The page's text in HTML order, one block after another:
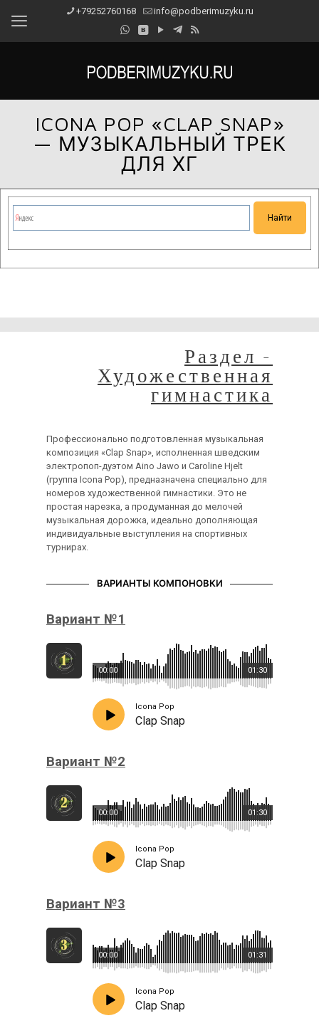
+79252760168 info@podberimuzyku.ru
ICONA POP «CLAP SNAP»
— МУЗЫКАЛЬНЫЙ ТРЕК
ДЛЯ ХГ
Раздел -
Художественная
гимнастика
Профессионально подготовленная музыкальная
композиция «Clap Snap», исполненная шведским
электропоп-дуэтом Aino Jawo и Caroline Hjelt
(группа Icona Pop), предназначена специально для
номеров художественной гимнастики. Это не
простая нарезка, а продуманная до мелочей
музыкальная дорожка, идеально дополняющая
индивидуальные выступления на спортивных
турнирах.
ВАРИАНТЫ КОМПОНОВКИ
Вариант №1
01:30
00:00
Icona Pop
Clap Snap
Вариант №2
01:30
00:00
Icona Pop
Clap Snap
Вариант №3
01:31
00:00
Icona Pop
Clap Snap